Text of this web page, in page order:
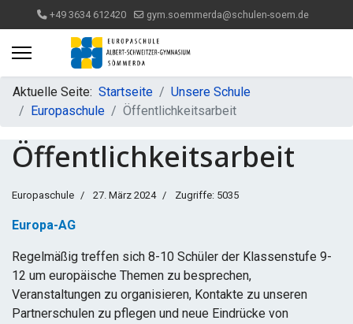
+49 3634 612420 gym.soemmerda@schulen-soem.de
Aktuelle Seite: Startseite
Unsere Schule
Europaschule
Öffentlichkeitsarbeit
Öffentlichkeitsarbeit
Europaschule 27. März 2024 Zugriffe: 5035
Europa-AG
Regelmäßig treffen sich 8-10 Schüler der Klassenstufe 9-
12 um europäische Themen zu besprechen,
Veranstaltungen zu organisieren, Kontakte zu unseren
Partnerschulen zu pflegen und neue Eindrücke von